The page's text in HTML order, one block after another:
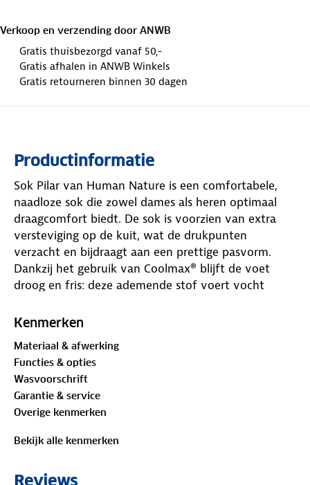
Verkoop en verzending door ANWB
Gratis thuisbezorgd vanaf 50,-
Gratis afhalen in ANWB Winkels
Gratis retourneren binnen 30 dagen
Productinformatie
Sok Pilar van Human Nature is een comfortabele,
naadloze sok die zowel dames als heren optimaal
draagcomfort biedt. De sok is voorzien van extra
versteviging op de kuit, wat de drukpunten
verzacht en bijdraagt aan een prettige pasvorm.
Dankzij het gebruik van Coolmax® blijft de voet
droog en fris: deze ademende stof voert vocht
de schoen.
Materiaal:
38% Coolmax®, 32% polyfresh, 20% polyamide, 8%
katoen, 2% lycra
Kenmerken
Materiaal & afwerking
Functies & opties
Wasvoorschrift
Garantie & service
Overige kenmerken
Bekijk alle kenmerken
Reviews